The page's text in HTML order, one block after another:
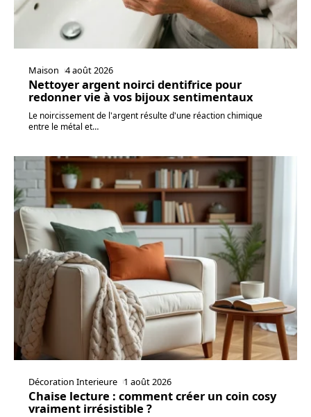
Maison 4 août 2026
Nettoyer argent noirci dentifrice pour
redonner vie à vos bijoux sentimentaux
Le noircissement de l'argent résulte d'une réaction chimique
entre le métal et…
Décoration Interieure 1 août 2026
Chaise lecture : comment créer un coin cosy
vraiment irrésistible ?